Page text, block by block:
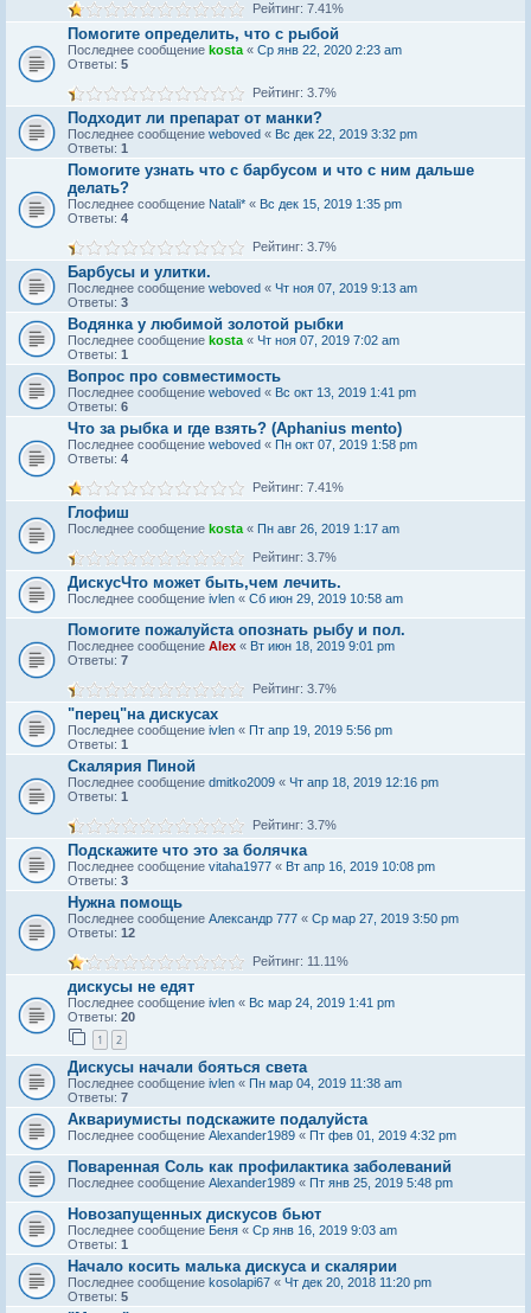
Рейтинг: 7.41%
Помогите определить, что с рыбой
Последнее сообщение kosta « Ср янв 22, 2020 2:23 am
Ответы: 5
Рейтинг: 3.7%
Подходит ли препарат от манки?
Последнее сообщение weboved « Вс дек 22, 2019 3:32 pm
Ответы: 1
Помогите узнать что с барбусом и что с ним дальше
делать?
Последнее сообщение Natali* « Вс дек 15, 2019 1:35 pm
Ответы: 4
Рейтинг: 3.7%
Барбусы и улитки.
Последнее сообщение weboved « Чт ноя 07, 2019 9:13 am
Ответы: 3
Водянка у любимой золотой рыбки
Последнее сообщение kosta « Чт ноя 07, 2019 7:02 am
Ответы: 1
Вопрос про совместимость
Последнее сообщение weboved « Вс окт 13, 2019 1:41 pm
Ответы: 6
Что за рыбка и где взять? (Aphanius mento)
Последнее сообщение weboved « Пн окт 07, 2019 1:58 pm
Ответы: 4
Рейтинг: 7.41%
Глофиш
Последнее сообщение kosta « Пн авг 26, 2019 1:17 am
Рейтинг: 3.7%
ДискусЧто может быть,чем лечить.
Последнее сообщение ivlen « Сб июн 29, 2019 10:58 am
Помогите пожалуйста опознать рыбу и пол.
Последнее сообщение Alex « Вт июн 18, 2019 9:01 pm
Ответы: 7
Рейтинг: 3.7%
"перец"на дискусах
Последнее сообщение ivlen « Пт апр 19, 2019 5:56 pm
Ответы: 1
Скалярия Пиной
Последнее сообщение dmitko2009 « Чт апр 18, 2019 12:16 pm
Ответы: 1
Рейтинг: 3.7%
Подскажите что это за болячка
Последнее сообщение vitaha1977 « Вт апр 16, 2019 10:08 pm
Ответы: 3
Нужна помощь
Последнее сообщение Александр 777 « Ср мар 27, 2019 3:50 pm
Ответы: 12
Рейтинг: 11.11%
дискусы не едят
Последнее сообщение ivlen « Вс мар 24, 2019 1:41 pm
Ответы: 20
1 2
Дискусы начали бояться света
Последнее сообщение ivlen « Пн мар 04, 2019 11:38 am
Ответы: 7
Аквариумисты подскажите подалуйста
Последнее сообщение Alexander1989 « Пт фев 01, 2019 4:32 pm
Поваренная Соль как профилактика заболеваний
Последнее сообщение Alexander1989 « Пт янв 25, 2019 5:48 pm
Новозапущенных дискусов бьют
Последнее сообщение Беня « Ср янв 16, 2019 9:03 am
Ответы: 1
Начало косить малька дискуса и скалярии
Последнее сообщение kosolapi67 « Чт дек 20, 2018 11:20 pm
Ответы: 5